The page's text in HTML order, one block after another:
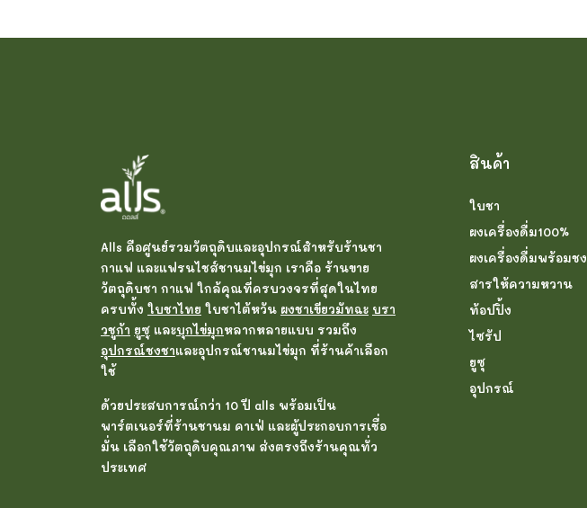
Alls คือศูนย์รวมวัตถุดิบและอุปกรณ์สำหรับร้านชา
กาแฟ และแฟรนไชส์ชานมไข่มุก เราคือ ร้านขาย
วัตถุดิบชา กาแฟ ใกล้คุณที่ครบวงจรที่สุดในไทย
ครบทั้ง ใบชาไทย ใบชาไต้หวัน ผงชาเขียวมัทฉะ บรา
วชูก้า ยูซุ และบุกไข่มุกหลากหลายแบบ รวมถึง
อุปกรณ์ชงชาและอุปกรณ์ชานมไข่มุก ที่ร้านค้าเลือก
ใช้
ด้วยประสบการณ์กว่า 10 ปี alls พร้อมเป็น
พาร์ตเนอร์ที่ร้านชานม คาเฟ่ และผู้ประกอบการเชื่อ
มั่น เลือกใช้วัตถุดิบคุณภาพ ส่งตรงถึงร้านคุณทั่ว
ประเทศ
สินค้า
ใบชา
ผงเครื่องดื่ม100%
ผงเครื่องดื่มพร้อมชง
สารให้ความหวาน
ท้อปปิ้ง
ไซรัป
ยูซุ
อุปกรณ์